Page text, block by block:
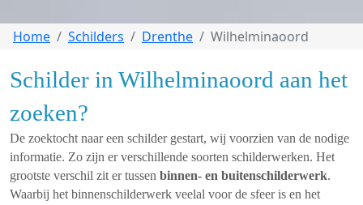
Home Schilders Drenthe Wilhelminaoord
Schilder in Wilhelminaoord aan het
zoeken?
De zoektocht naar een schilder gestart, wij voorzien van de nodige
informatie. Zo zijn er verschillende soorten schilderwerken. Het
grootste verschil zit er tussen binnen- en buitenschilderwerk.
Waarbij het binnenschilderwerk veelal voor de sfeer is en het